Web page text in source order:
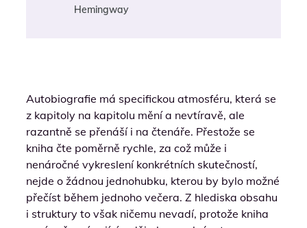
Hemingway
Autobiografie má specifickou atmosféru, která se
z kapitoly na kapitolu mění a nevtíravě, ale
razantně se přenáší i na čtenáře. Přestože se
kniha čte poměrně rychle, za což může i
nenáročné vykreslení konkrétních skutečností,
nejde o žádnou jednohubku, kterou by bylo možné
přečíst během jednoho večera. Z hlediska obsahu
i struktury to však ničemu nevadí, protože kniha